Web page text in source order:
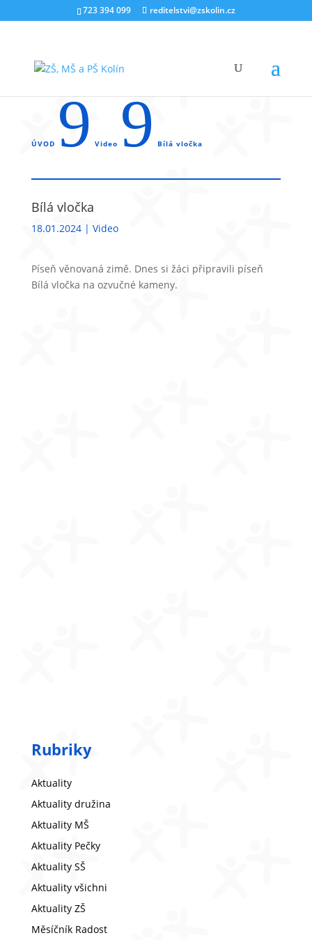
723 394 099 reditelstvi@zskolin.cz
ÚVOD 9 Video 9 Bílá vločka
Bílá vločka
18.01.2024| Video
Píseň věnovaná zimě. Dnes si žáci připravili píseň
Bílá vločka na ozvučné kameny.
Rubriky
Aktuality
Aktuality družina
Aktuality MŠ
Aktuality Pečky
Aktuality SŠ
Aktuality všichni
Aktuality ZŠ
Měsíčník Radost